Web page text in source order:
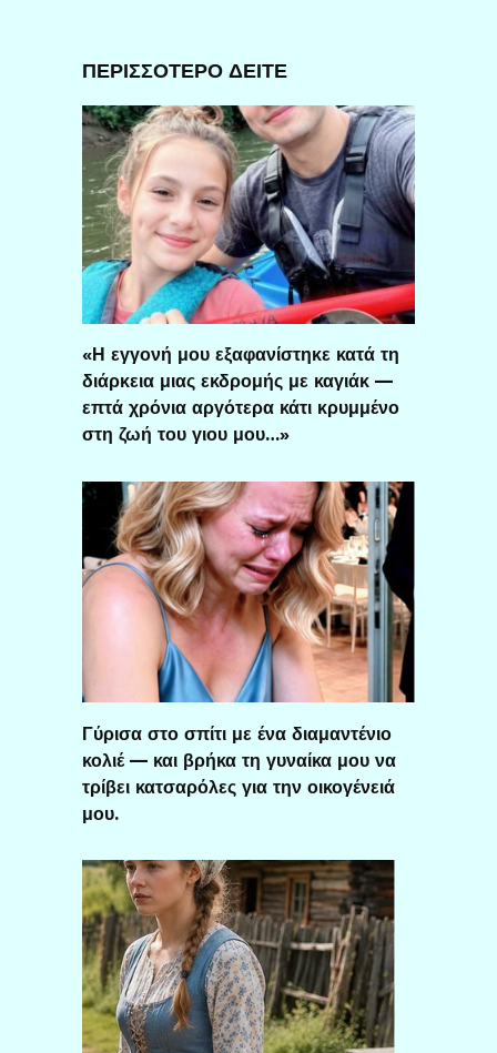
ΠΕΡΙΣΣΟΤΕΡΟ ΔΕΙΤΕ
«Η εγγονή μου εξαφανίστηκε κατά τη
διάρκεια μιας εκδρομής με καγιάκ —
επτά χρόνια αργότερα κάτι κρυμμένο
στη ζωή του γιου μου…»
Γύρισα στο σπίτι με ένα διαμαντένιο
κολιέ — και βρήκα τη γυναίκα μου να
τρίβει κατσαρόλες για την οικογένειά
μου.